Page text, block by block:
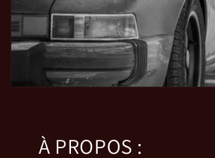
À PROPOS :